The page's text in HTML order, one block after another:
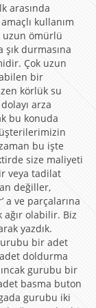
arasında
kullanım
uzun ömürlü
durmasına
Çok uzun
bir
körlük su
arza
bu konuda
bu işte
size maliyeti
veya tadilat
değiller,
a ve parçalarına
olabilir. Biz
yazdık.
bir adet
doldurma
gurubu bir
basma buton
gurubu iki